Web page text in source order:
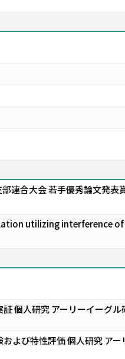
連合大会 若手優秀論文発表
utilizing interference
個人研究 アーリーイーグル
よび特性評価 個人研究 ア